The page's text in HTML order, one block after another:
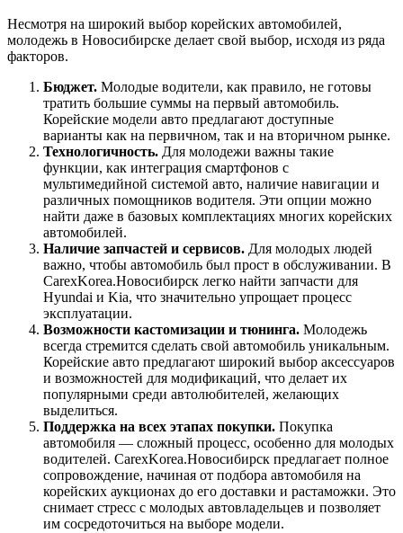
Несмотря на широкий выбор корейских автомобилей,
молодежь в Новосибирске делает свой выбор, исходя из ряда
факторов.
Бюджет. Молодые водители, как правило, не готовы
тратить большие суммы на первый автомобиль.
Корейские модели авто предлагают доступные
варианты как на первичном, так и на вторичном рынке.
Технологичность. Для молодежи важны такие
функции, как интеграция смартфонов с
мультимедийной системой авто, наличие навигации и
различных помощников водителя. Эти опции можно
найти даже в базовых комплектациях многих корейских
автомобилей.
Наличие запчастей и сервисов. Для молодых людей
важно, чтобы автомобиль был прост в обслуживании. В
CarexKorea.Новосибирск легко найти запчасти для
Hyundai и Kia, что значительно упрощает процесс
эксплуатации.
Возможности кастомизации и тюнинга. Молодежь
всегда стремится сделать свой автомобиль уникальным.
Корейские авто предлагают широкий выбор аксессуаров
и возможностей для модификаций, что делает их
популярными среди автолюбителей, желающих
выделиться.
Поддержка на всех этапах покупки. Покупка
автомобиля — сложный процесс, особенно для молодых
водителей. CarexKorea.Новосибирск предлагает полное
сопровождение, начиная от подбора автомобиля на
корейских аукционах до его доставки и растаможки. Это
снимает стресс с молодых автовладельцев и позволяет
им сосредоточиться на выборе модели.